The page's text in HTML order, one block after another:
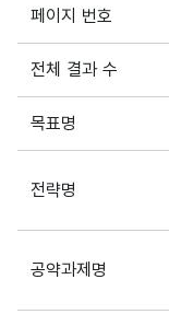
페이지 번호
전체 결과 수
목표명
전략명
공약과제명